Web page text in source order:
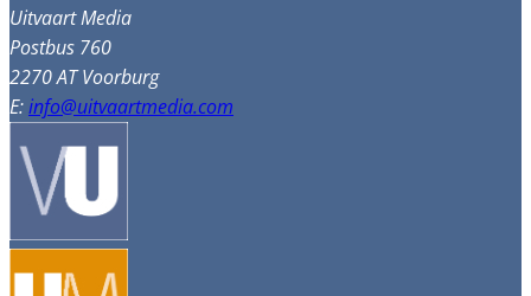
Uitvaart Media
Postbus 760
2270 AT Voorburg
E:info@uitvaartmedia.com